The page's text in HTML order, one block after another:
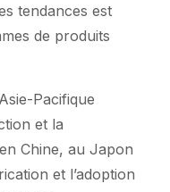
tendances est
de produits
Pacifique
et la
Chine, au Japon
et l’adoption